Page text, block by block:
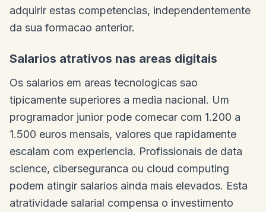
adquirir estas competencias, independentemente
da sua formacao anterior.
Salarios atrativos nas areas digitais
Os salarios em areas tecnologicas sao
tipicamente superiores a media nacional. Um
programador junior pode comecar com 1.200 a
1.500 euros mensais, valores que rapidamente
escalam com experiencia. Profissionais de data
science, ciberseguranca ou cloud computing
podem atingir salarios ainda mais elevados. Esta
atratividade salarial compensa o investimento